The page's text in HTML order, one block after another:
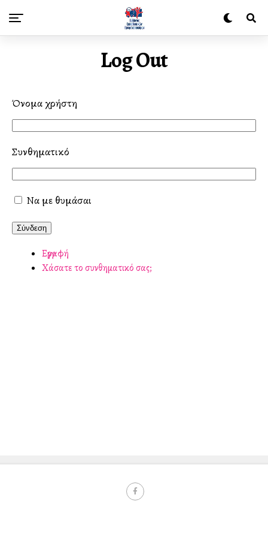
Log Out
Όνομα χρήστη
Συνθηματικό
Να με θυμάσαι
Σύνδεση
Εγγραφή
Χάσατε το συνθηματικό σας;